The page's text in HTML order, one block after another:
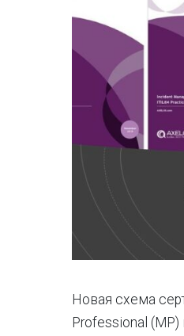
Новая схема
Professional